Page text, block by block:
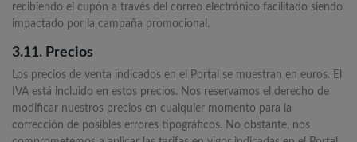
recibiendo el cupón a través del correo electrónico facilitado siendo
impactado por la campaña promocional.
3.11. Precios
Los precios de venta indicados en el Portal se muestran en euros. El
IVA está incluido en estos precios. Nos reservamos el derecho de
modificar nuestros precios en cualquier momento para la
corrección de posibles errores tipográficos. No obstante, nos